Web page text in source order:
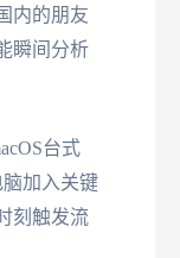
内的朋友
瞬间分析
台式
加入关键
刻触发流